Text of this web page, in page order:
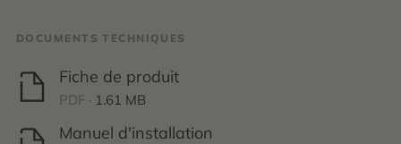
DOCUMENTS TECHNIQUES
Fiche de produit
PDF · 1.61 MB
Manuel d'installation